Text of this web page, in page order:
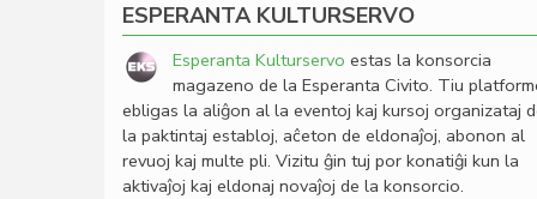
ESPERANTA KULTURSERVO
Esperanta Kulturservo estas la konsorcia
magazeno de la Esperanta Civito. Tiu
ebligas la aliĝon al la eventoj kaj kursoj organizataj
la paktintaj establoj, aĉeton de eldonaĵoj, abonon al
revuoj kaj multe pli. Vizitu ĝin tuj por konatiĝi kun la
aktivaĵoj kaj eldonaj novaĵoj de la konsorcio.